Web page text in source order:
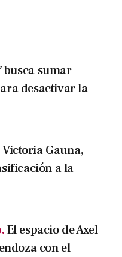
sumar
desactivar la
Victoria Gauna,
a la
El espacio de Axel
con el